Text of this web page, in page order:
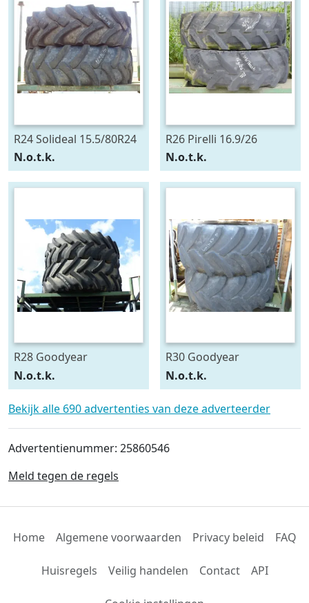
R24 Solideal 15.5/80R24
N.o.t.k.
R26 Pirelli 16.9/26
N.o.t.k.
R28 Goodyear
540/75R28
N.o.t.k.
R30 Goodyear
600/70R30
N.o.t.k.
Bekijk alle 690 advertenties van deze adverteerder
Advertentienummer: 25860546
Meld tegen de regels
Home Algemene voorwaarden Privacy beleid FAQ
Huisregels Veilig handelen Contact API